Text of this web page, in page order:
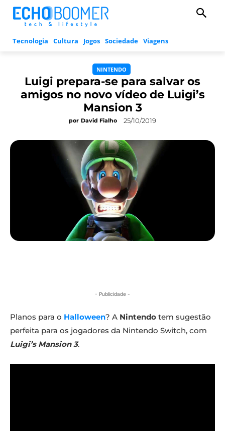
Tecnologia Cultura Jogos Sociedade Viagens
NINTENDO
Luigi prepara-se para salvar os
amigos no novo vídeo de Luigi’s
Mansion 3
por David Fialho 25/10/2019
- Publicidade -
Planos para o Halloween? A Nintendo tem sugestão
perfeita para os jogadores da Nintendo Switch, com
Luigi’s Mansion 3.